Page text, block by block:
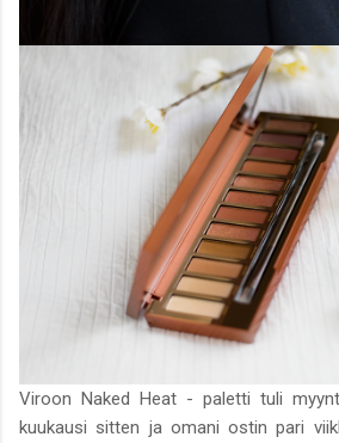
Viroon Naked Heat - paletti tuli
kuukausi sitten ja omani ostin pari